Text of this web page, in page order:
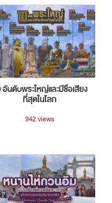
อันดับพระใหญ่และมีชื่อเสียง
ที่สุดในโลก
942 views